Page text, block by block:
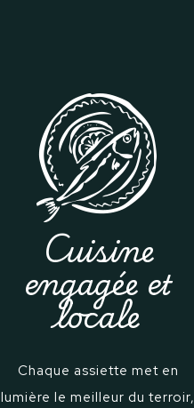
Cuisine
engagée et
locale
Chaque assiette met en
lumière le meilleur du terroir,